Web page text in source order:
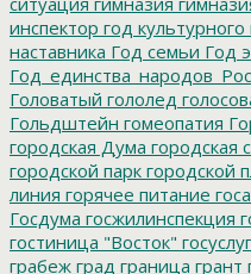
инспектор год
наставника Год семьи Год
Головатый гололед
Гольдштейн гомеопатия
городская Дума городская
городской парк городской
линия горячее питание
Госдума госжилинспекция
гостиница "Восток"
грабеж град граница грант